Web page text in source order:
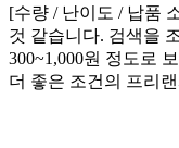
[수량 / 난이도 / 납품
것 같습니다. 검색을
300~1,000원 정도로
더 좋은 조건의 프리